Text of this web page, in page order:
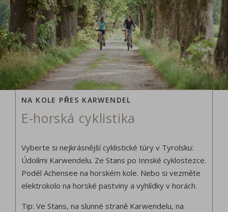
NA KOLE PŘES KARWENDEL
E-horská cyklistika
Vyberte si nejkrásnější cyklistické túry v Tyrolsku:
Údolími Karwendelu. Ze Stans po Innské cyklostezce.
Podél Achensee na horském kole. Nebo si vezměte
elektrokolo na horské pastviny a vyhlídky v horách.
Tip: Ve Stans, na slunné straně Karwendelu, na